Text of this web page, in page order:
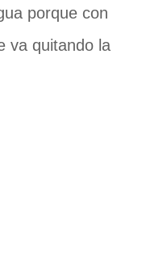
porque con
va quitando la